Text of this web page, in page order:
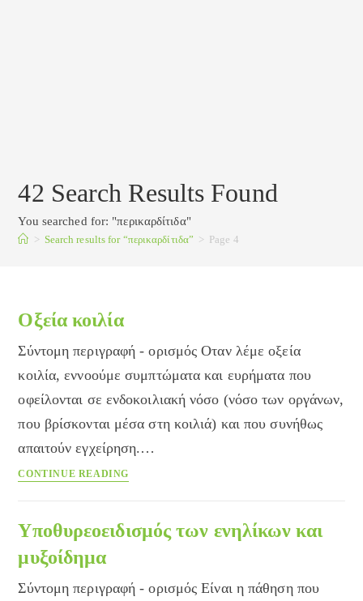
42 Search Results Found
You searched for: "περικαρδίτιδα"
> Search results for“περικαρδίτιδα” > Page 4
Οξεία κοιλία
Σύντομη περιγραφή - ορισμός Οταν λέμε οξεία
κοιλία, εννοούμε συμπτώματα και ευρήματα που
οφείλονται σε ενδοκοιλιακή νόσο (νόσο των οργάνων,
που βρίσκονται μέσα στη κοιλιά) και που συνήθως
απαιτούν εγχείρηση.…
CONTINUE READING
Υποθυρεοειδισμός των ενηλίκων και
μυξοίδημα
Σύντομη περιγραφή - ορισμός Είναι η πάθηση που